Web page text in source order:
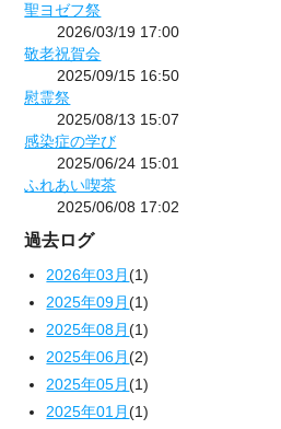
聖ヨゼフ祭
2026/03/19 17:00
敬老祝賀会
2025/09/15 16:50
慰霊祭
2025/08/13 15:07
感染症の学び
2025/06/24 15:01
ふれあい喫茶
2025/06/08 17:02
過去ログ
2026年03月(1)
2025年09月(1)
2025年08月(1)
2025年06月(2)
2025年05月(1)
2025年01月(1)